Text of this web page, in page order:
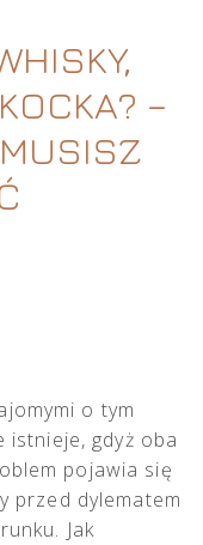
–
o tym
istnieje, gdyż oba
pojawia się
przed dylematem
Jak